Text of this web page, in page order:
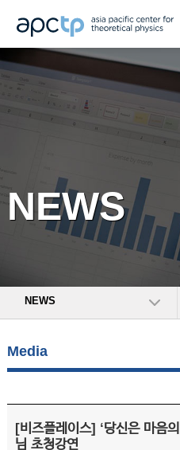
NEWS
NEWS
Media
[비즈플레이스] ‘당신은 마음
님 초청강연